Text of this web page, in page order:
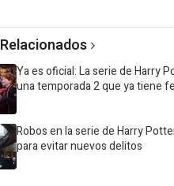
Ya es oficial: La serie de Harry
una temporada 2 que ya tiene
Robos en la serie de Harry
para evitar nuevos delitos